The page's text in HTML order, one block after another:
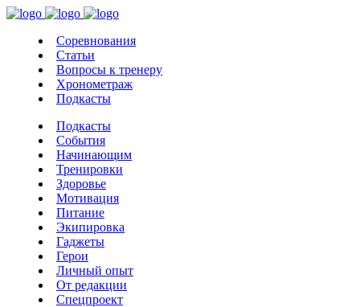
Соревнования
Статьи
Вопросы к тренеру
Хронометраж
Подкасты
Подкасты
События
Начинающим
Тренировки
Здоровье
Мотивация
Питание
Экипировка
Гаджеты
Герои
Личный опыт
От редакции
Спецпроект